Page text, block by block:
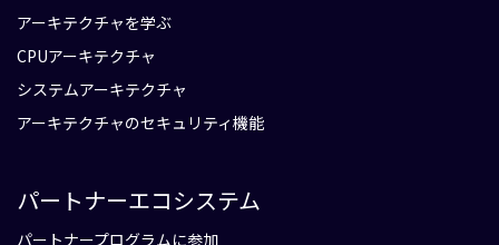
アーキテクチャを学ぶ
CPUアーキテクチャ
システムアーキテクチャ
アーキテクチャのセキュリティ機能
パートナーエコシステム
パートナープログラムに参加